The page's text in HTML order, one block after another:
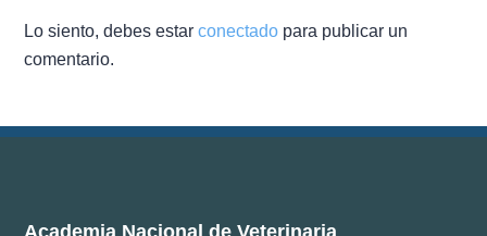
Premios
Lo siento, debes estarconectado para publicar un
comentario.
Academia Nacional de Veterinaria